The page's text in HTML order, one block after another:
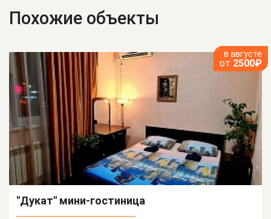
Похожие объекты
в августе
от 2500₽
"Дукат" мини-гостиница